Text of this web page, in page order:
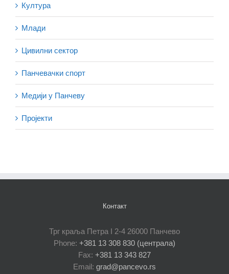
Култура
Млади
Цивилни сектор
Панчевачки спорт
Медији у Панчеву
Пројекти
Контакт
Трг краља Петра I 2-4 26000 Панчево
Phone: +381 13 308 830 (централа)
Fax: +381 13 343 827
Email: grad@pancevo.rs